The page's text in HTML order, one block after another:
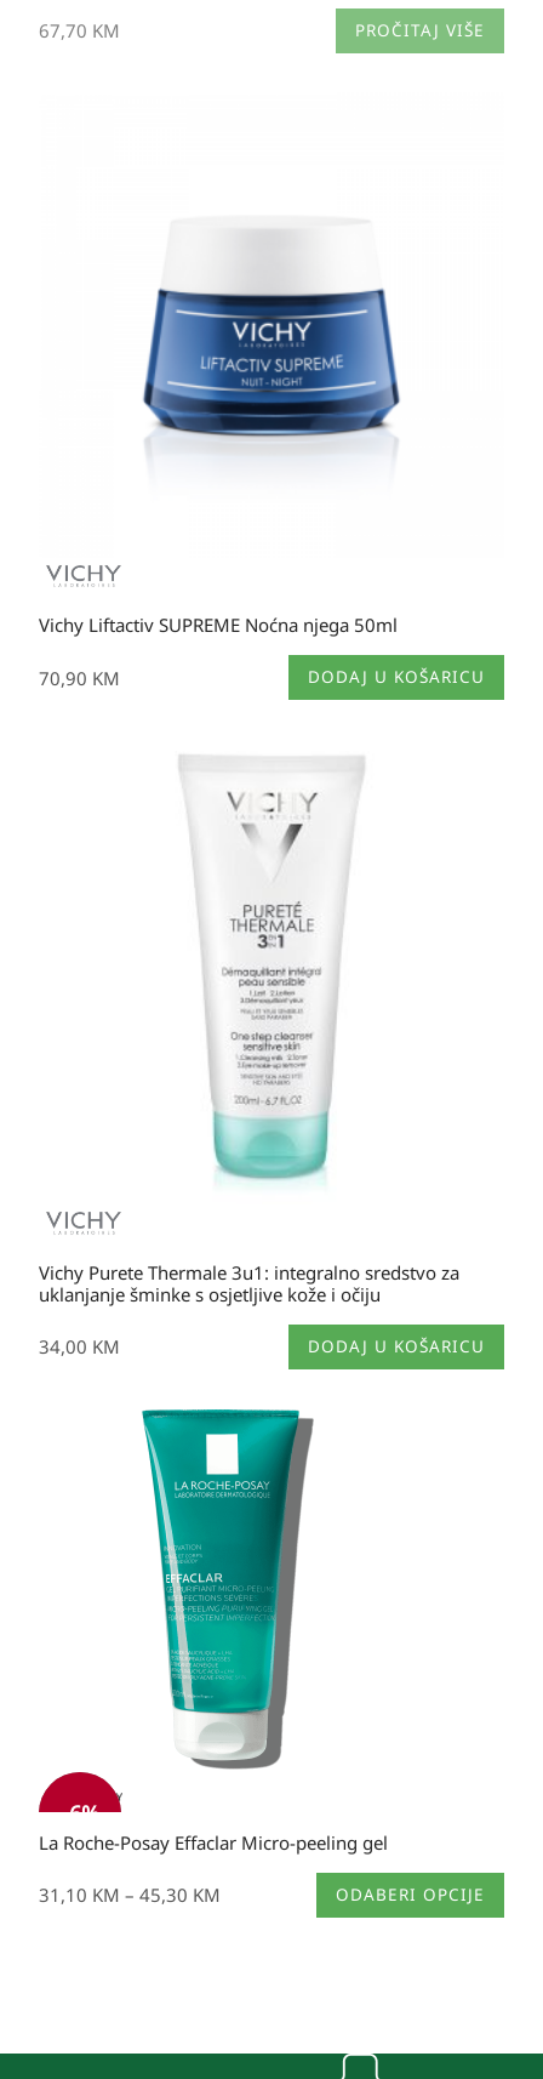
67,70 KM PROČITAJ VIŠE
Vichy Liftactiv SUPREME Noćna njega 50ml
70,90 KM DODAJ U KOŠARICU
Vichy Purete Thermale 3u1: integralno sredstvo za
uklanjanje šminke s osjetljive kože i očiju
34,00 KM DODAJ U KOŠARICU
-6%
La Roche-Posay Effaclar Micro-peeling gel
31,10 KM – 45,30 KM ODABERI OPCIJE
Ovaj
proizvod